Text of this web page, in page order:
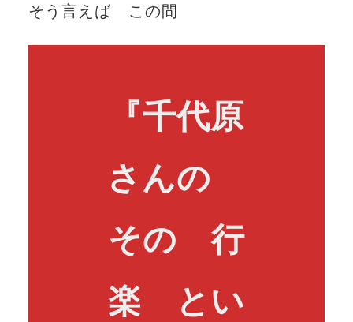
そう言えば この間
『千代原
さんの
その 行
楽 とい